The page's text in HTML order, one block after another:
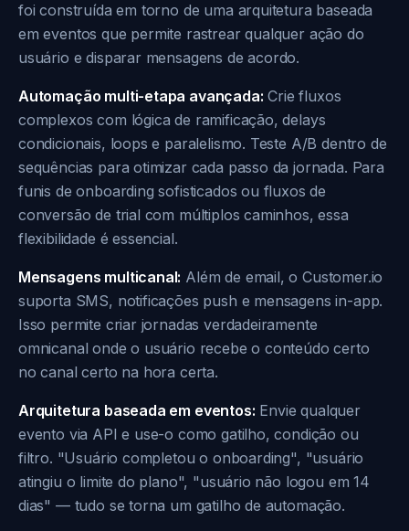
foi construída em torno de uma arquitetura baseada
em eventos que permite rastrear qualquer ação do
usuário e disparar mensagens de acordo.
Automação multi-etapa avançada: Crie fluxos
complexos com lógica de ramificação, delays
condicionais, loops e paralelismo. Teste A/B dentro de
sequências para otimizar cada passo da jornada. Para
funis de onboarding sofisticados ou fluxos de
conversão de trial com múltiplos caminhos, essa
flexibilidade é essencial.
Mensagens multicanal: Além de email, o Customer.io
suporta SMS, notificações push e mensagens in-app.
Isso permite criar jornadas verdadeiramente
omnicanal onde o usuário recebe o conteúdo certo
no canal certo na hora certa.
Arquitetura baseada em eventos: Envie qualquer
evento via API e use-o como gatilho, condição ou
filtro. "Usuário completou o onboarding", "usuário
atingiu o limite do plano", "usuário não logou em 14
dias" — tudo se torna um gatilho de automação.